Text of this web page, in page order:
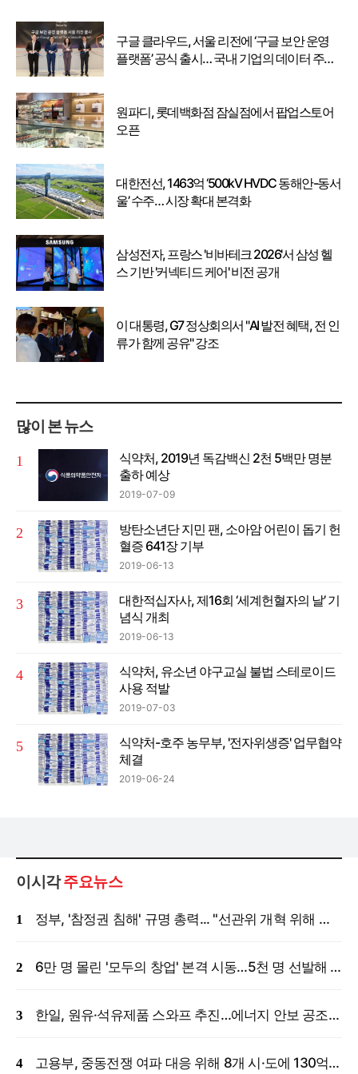
구글 클라우드, 서울 리전에 ‘구글 보안 운영
플랫폼’ 공식 출시… 국내 기업의 데이터 주권
원파디, 롯데백화점 잠실점에서 팝업스토어
오픈
대한전선, 1463억 ‘500kV HVDC 동해안-동서
울’ 수주… 시장 확대 본격화
삼성전자, 프랑스 '비바테크 2026'서 삼성 헬
스 기반 '커넥티드 케어' 비전 공개
이 대통령, G7 정상회의서 "AI 발전 혜택, 전 인
류가 함께 공유" 강조
많이 본 뉴스
식약처, 2019년 독감백신 2천 5백만 명분
출하 예상
2019-07-09
방탄소년단 지민 팬, 소아암 어린이 돕기 헌
혈증 641장 기부
2019-06-13
대한적십자사, 제16회 ‘세계헌혈자의 날’ 기
념식 개최
2019-06-13
식약처, 유소년 야구교실 불법 스테로이드
사용 적발
2019-07-03
식약처-호주 농무부, '전자위생증' 업무협약
체결
2019-06-24
이시각주요뉴스
정부, '참정권 침해' 규명 총력... "선관위 개혁 위해 국정조사 등 모든 조치"
6만 명 몰린 '모두의 창업' 본격 시동…5천 명 선발해 밀착 지원
한일, 원유·석유제품 스와프 추진…에너지 안보 공조 강화
고용부, 중동전쟁 여파 대응 위해 8개 시·도에 130억 원 긴급 투입